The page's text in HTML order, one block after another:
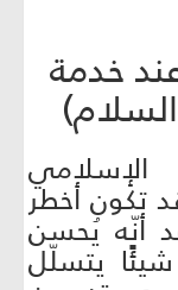
خدمة
الإسلامي
تكون أخطر
أنّه يُحسن
يتسلّل